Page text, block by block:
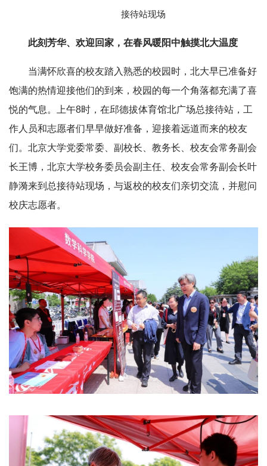
接待站现场
此刻芳华、欢迎回家，在春风暖阳中触摸北大温度
当满怀欣喜的校友踏入熟悉的校园时，北大早已准备好
饱满的热情迎接他们的到来，校园的每一个角落都充满了喜
悦的气息。上午8时，在邱德拔体育馆北广场总接待站，工
作人员和志愿者们早早做好准备，迎接着远道而来的校友
们。北京大学党委常委、副校长、教务长、校友会常务副会
长王博，北京大学校务委员会副主任、校友会常务副会长叶
静漪来到总接待站现场，与返校的校友们亲切交流，并慰问
校庆志愿者。